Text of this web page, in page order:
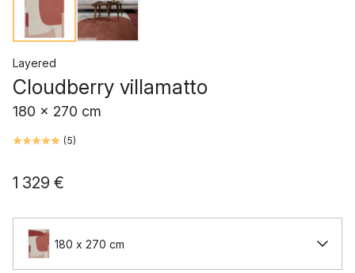
Layered
Cloudberry villamatto
180 x 270 cm
(5)
1 329 €
180 x 270 cm